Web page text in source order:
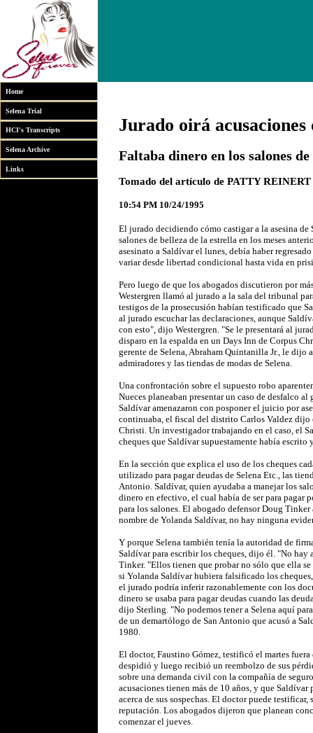
Home
Selena Trial
HCI's Transcripts
Selena Archive
Links
Jurado oirá acusaciones
Faltaba dinero en los salones de
Tomado del artículo de PATTY
10:54 PM 10/24/1995
El jurado decidiendo cómo castigar a la asesina
salones de belleza de la estrella en los meses
asesinato a Saldívar el lunes, debía haber
variar desde libertad condicional hasta vida en
Pero luego de que los abogados discutieron por
Westergren llamó al jurado a la sala del tribunal
testigos de la prosecusión habían testificado que
al jurado escuchar las declaraciones, aunque
con esto", dijo Westergren. "Se le presentará al
disparo en la espalda en un Days Inn de Corpus
gerente de Selena, Abraham Quintanilla Jr., le
admiradores y las tiendas de modas de Selena.
Una confrontación sobre el supuesto robo
Nueces planeaban presentar un caso de desfalco
Saldívar amenazaron con posponer el juicio por
continuaba, el fiscal del distrito Carlos Valdez dijo
Christi. Un investigador trabajando en el caso, el
cheques que Saldívar supuestamente había
En la sección que explica el uso de los cheques
utilizado para pagar deudas de Selena Etc., las
Antonio. Saldívar, quien ayudaba a manejar los
dinero en efectivo, el cual había de ser para pagar
para los salones. El abogado defensor Doug
nombre de Yolanda Saldívar, no hay ninguna
Y porque Selena también tenía la autoridad de
Saldívar para escribir los cheques, dijo él. "No
Tinker. "Ellos tienen que probar no sólo que ella
si Yolanda Saldívar hubiera falsificado los
el jurado podría inferir razonablemente con los
dinero se usaba para pagar deudas cuando las
dijo Sterling. "No podemos tener a Selena aquí
de un demartólogo de San Antonio que acusó a
1980.
El doctor, Faustino Gómez, testificó el martes
despidió y luego recibió un reembolzo de sus
sobre una demanda civil con la compañía de
acusaciones tienen más de 10 años, y que
acerca de sus sospechas. El doctor puede
reputación. Los abogados dijeron que planean
comenzar el jueves.